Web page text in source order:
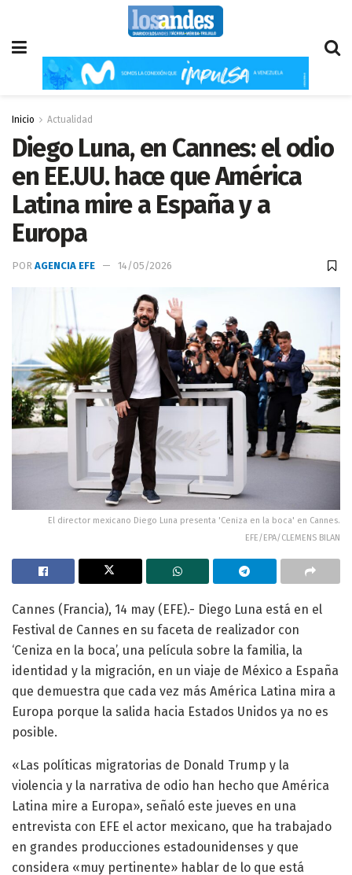
Inicio Actualidad
Diego Luna, en Cannes: el odio
en EE.UU. hace que América
Latina mire a España y a
Europa
POR AGENCIA EFE 14/05/2026
El director mexicano Diego Luna presenta 'Ceniza en la boca' en Cannes.
EFE/EPA/CLEMENS BILAN
Cannes (Francia), 14 may (EFE).- Diego Luna está en el
Festival de Cannes en su faceta de realizador con
‘Ceniza en la boca’, una película sobre la familia, la
identidad y la migración, en un viaje de México a España
que demuestra que cada vez más América Latina mira a
Europa porque la salida hacia Estados Unidos ya no es
posible.
«Las políticas migratorias de Donald Trump y la
violencia y la narrativa de odio han hecho que América
Latina mire a Europa», señaló este jueves en una
entrevista con EFE el actor mexicano, que ha trabajado
en grandes producciones estadounidenses y que
considera «muy pertinente» hablar de lo que está